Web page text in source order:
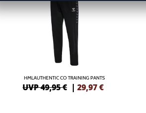
HMLAUTHENTIC CO TRAINING PANTS
UVP 49,95 € |29,97€